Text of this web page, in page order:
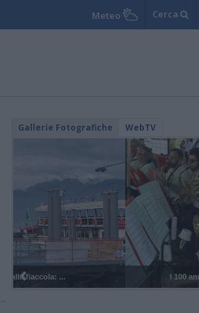
Meteo Cerca
Gallerie Fotografiche WebTV
I 100 anni del Corpo Musicale di